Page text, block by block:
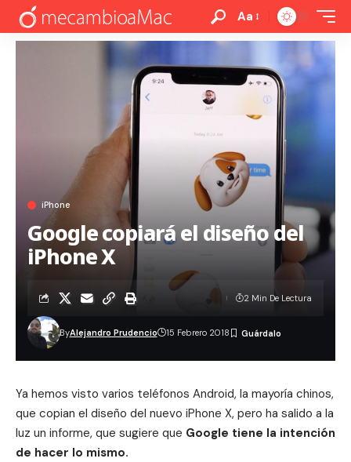
Aa
iPhone
Google copiará el diseño del
iPhone X
ByAlejandro Prudencio 15 Febrero 2018
2 Min De Lectura
Ya hemos visto varios teléfonos Android, la mayoría chinos,
que copian el diseño del nuevo iPhone X, pero ha salido a la
luz un informe, que sugiere que Google tiene la intención
de hacer lo mismo.